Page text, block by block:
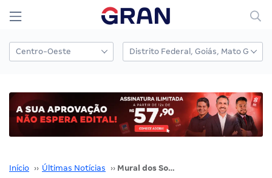
Início ›› Últimas Notícias ›› Mural dos Sonhos: defina e visualize seus objetivos!